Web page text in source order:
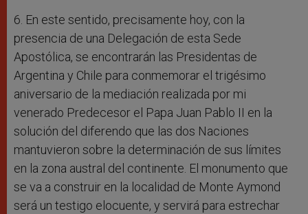
6. En este sentido, precisamente hoy, con la
presencia de una Delegación de esta Sede
Apostólica, se encontrarán las Presidentas de
Argentina y Chile para conmemorar el trigésimo
aniversario de la mediación realizada por mi
venerado Predecesor el Papa Juan Pablo II en la
solución del diferendo que las dos Naciones
mantuvieron sobre la determinación de sus límites
en la zona austral del continente. El monumento que
se va a construir en la localidad de Monte Aymond
será un testigo elocuente, y servirá para estrechar